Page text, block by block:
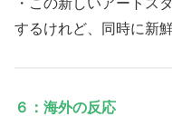
するけれど、同時に新
６：海外の反応